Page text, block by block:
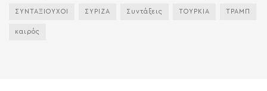
ΣΥΝΤΑΞΙΟΥΧΟΙ ΣΥΡΙΖΑ Συντάξεις ΤΟΥΡΚΙΑ ΤΡΑΜΠ
καιρός